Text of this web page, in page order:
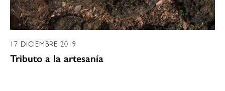
17 DICIEMBRE 2019
Tributo a la artesanía